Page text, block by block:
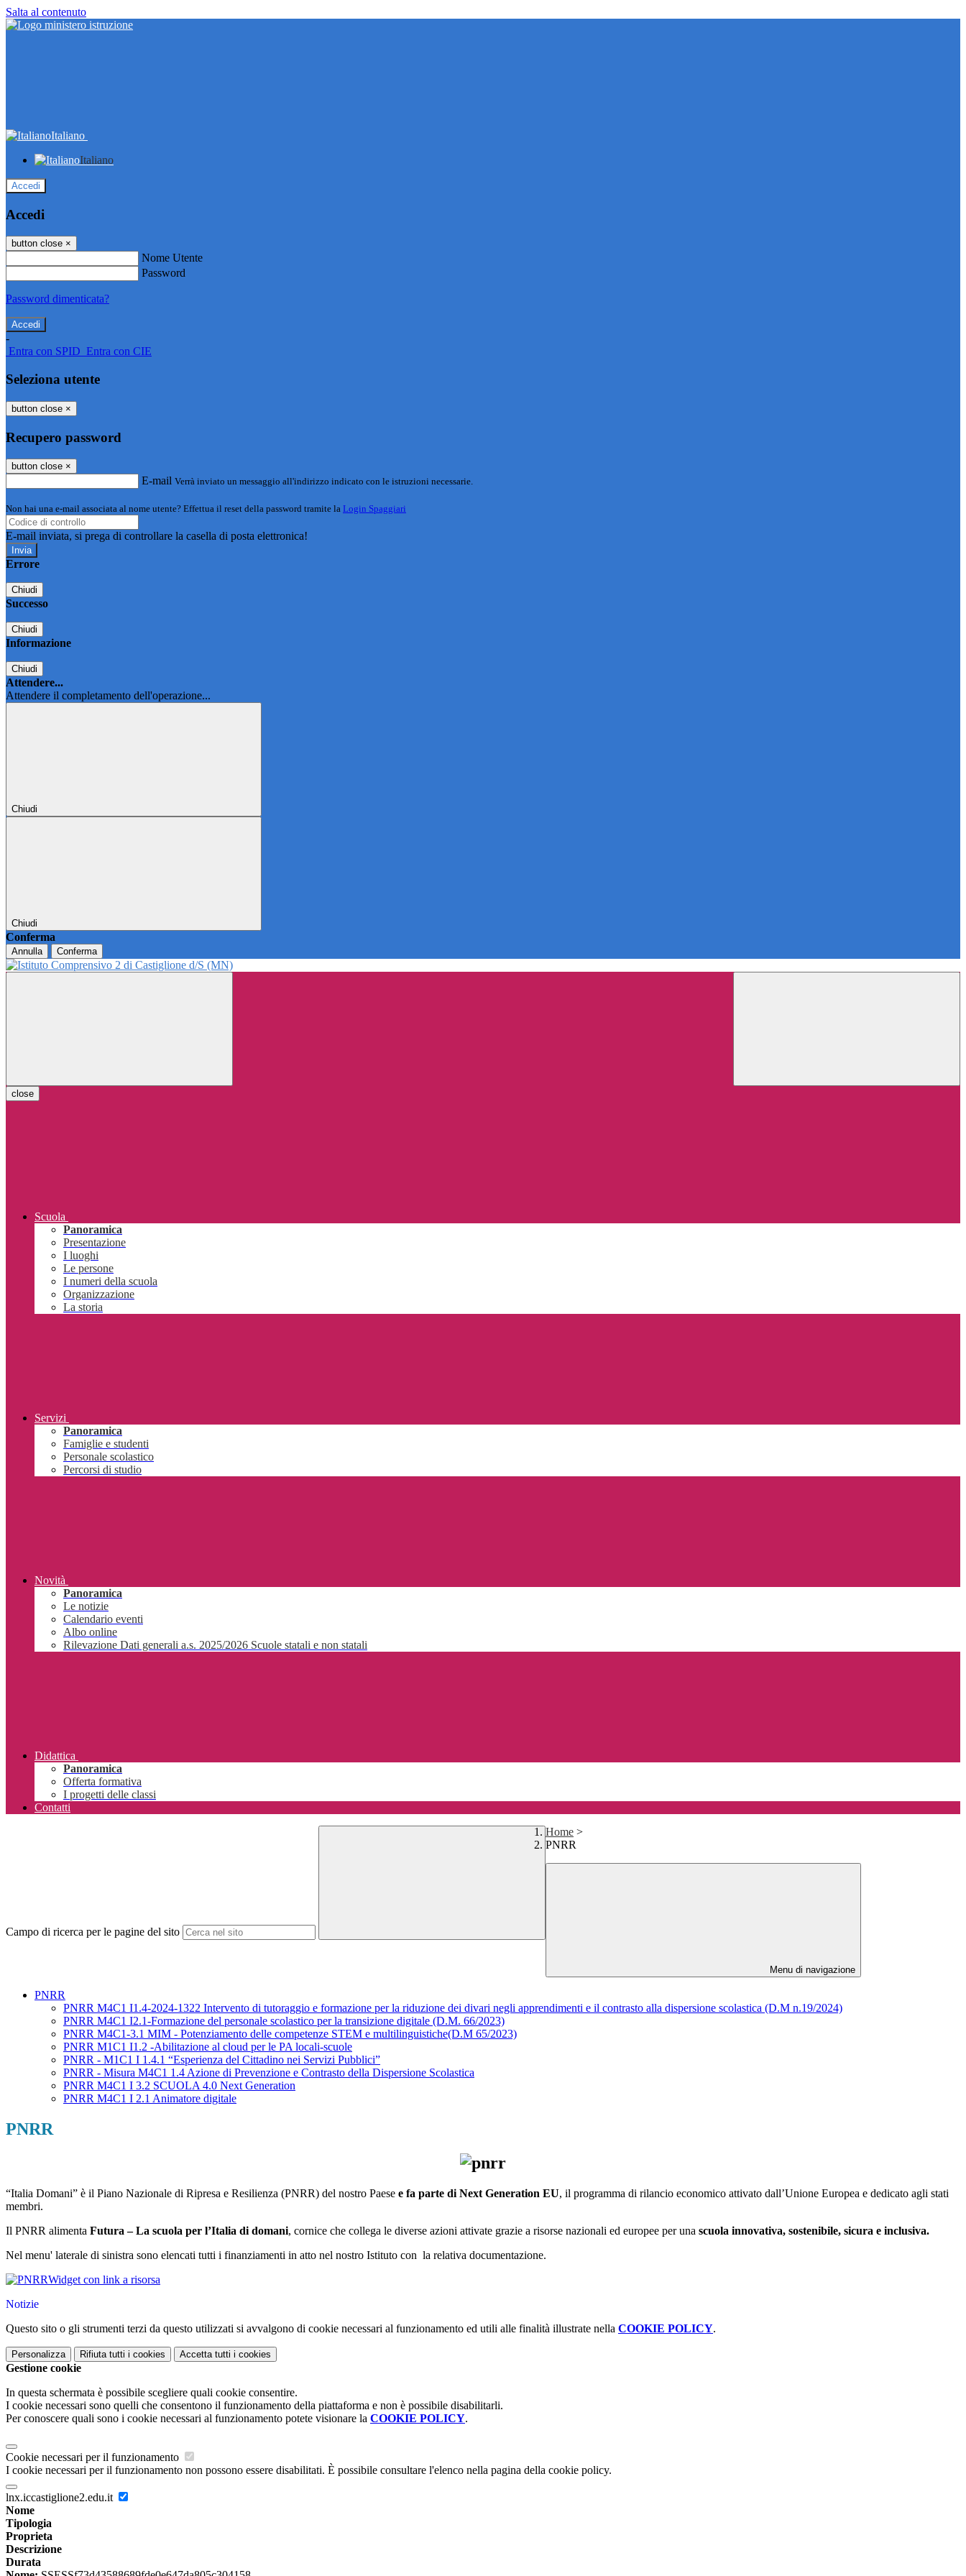
Salta al contenuto
Italiano
Italiano
Accedi
Accedi
button close ×
Nome Utente
Password
Password dimenticata?
-
Entra con SPID Entra con CIE
Seleziona utente
button close ×
Recupero password
button close ×
E-mail Verrà inviato un messaggio all'indirizzo indicato con le istruzioni necessarie.
Non hai una e-mail associata al nome utente? Effettua il reset della password tramite la Login Spaggiari
E-mail inviata, si prega di controllare la casella di posta elettronica!
Errore
Chiudi
Successo
Chiudi
Informazione
Chiudi
Attendere...
Attendere il completamento dell'operazione...
Chiudi
Chiudi
Conferma
Annulla Conferma
close
Scuola
Panoramica
Presentazione
I luoghi
Le persone
I numeri della scuola
Organizzazione
La storia
Servizi
Panoramica
Famiglie e studenti
Personale scolastico
Percorsi di studio
Novità
Panoramica
Le notizie
Calendario eventi
Albo online
Rilevazione Dati generali a.s. 2025/2026 Scuole statali e non statali
Didattica
Panoramica
Offerta formativa
I progetti delle classi
Contatti
Campo di ricerca per le pagine del sito
Home >
PNRR
Menu di navigazione
PNRR
PNRR M4C1 I1.4-2024-1322 Intervento di tutoraggio e formazione per la riduzione dei divari negli apprendimenti e il contrasto alla dispersione scolastica (D.M n.19/2024)
PNRR M4C1 I2.1-Formazione del personale scolastico per la transizione digitale (D.M. 66/2023)
PNRR M4C1-3.1 MIM - Potenziamento delle competenze STEM e multilinguistiche(D.M 65/2023)
PNRR M1C1 I1.2 -Abilitazione al cloud per le PA locali-scuole
PNRR - M1C1 I 1.4.1 “Esperienza del Cittadino nei Servizi Pubblici”
PNRR - Misura M4C1 1.4 Azione di Prevenzione e Contrasto della Dispersione Scolastica
PNRR M4C1 I 3.2 SCUOLA 4.0 Next Generation
PNRR M4C1 I 2.1 Animatore digitale
PNRR
“Italia Domani” è il Piano Nazionale di Ripresa e Resilienza (PNRR) del nostro Paese e fa parte di Next Generation EU, il programma di rilancio economico attivato dall’Unione Europea e dedicato agli stati
membri.
Il PNRR alimenta Futura – La scuola per l’Italia di domani, cornice che collega le diverse azioni attivate grazie a risorse nazionali ed europee per una scuola innovativa, sostenibile, sicura e inclusiva.
Nel menu' laterale di sinistra sono elencati tutti i finanziamenti in atto nel nostro Istituto con la relativa documentazione.
Widget con link a risorsa
Notizie
Questo sito o gli strumenti terzi da questo utilizzati si avvalgono di cookie necessari al funzionamento ed utili alle finalità illustrate nella COOKIE POLICY.
Personalizza Rifiuta tutti i cookies Accetta tutti i cookies
Gestione cookie
In questa schermata è possibile scegliere quali cookie consentire.
I cookie necessari sono quelli che consentono il funzionamento della piattaforma e non è possibile disabilitarli.
Per conoscere quali sono i cookie necessari al funzionamento potete visionare la COOKIE POLICY.
Cookie necessari per il funzionamento
I cookie necessari per il funzionamento non possono essere disabilitati. È possibile consultare l'elenco nella pagina della cookie policy.
lnx.iccastiglione2.edu.it
Nome
Tipologia
Proprieta
Descrizione
Durata